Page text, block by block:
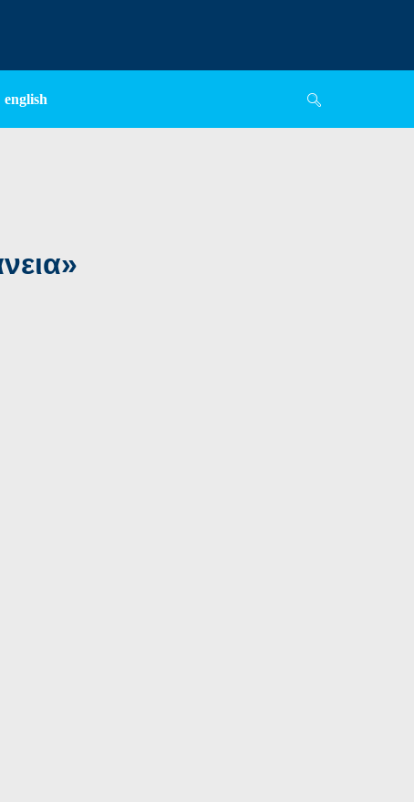
english